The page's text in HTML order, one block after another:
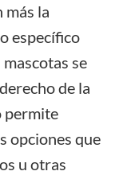
más la
específico
se
de la
permite
opciones que
u otras